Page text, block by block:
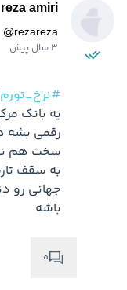
reza amiri
@rezareza
3 سال پیش
#نرخ_تورم
باشه
0